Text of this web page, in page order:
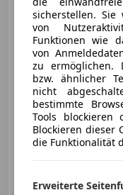
sicherstellen. Sie
von
Funktionen wie
von
zu ermöglichen.
bzw. ähnlicher
nicht
bestimmte
Tools blockieren
Blockieren dieser
die Funktionalität
Erweiterte